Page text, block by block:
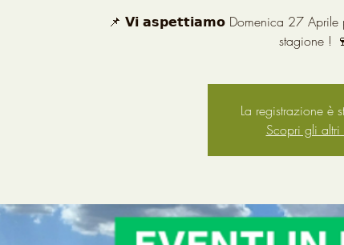
📌 𝗩𝗶 𝗮𝘀𝗽𝗲𝘁𝘁𝗶𝗮𝗺𝗼 Domenica 27 Aprile
La registrazione è
Scopri gli altri